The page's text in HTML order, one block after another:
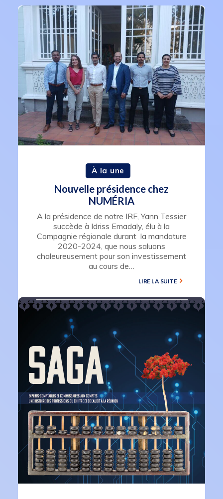
À la une
Nouvelle présidence chez
NUMÉRIA
A la présidence de notre IRF, Yann Tessier
succède à Idriss Emadaly, élu à la
Compagnie régionale durant la mandature
2020-2024, que nous saluons
chaleureusement pour son investissement
au cours de…
LIRE LA SUITE